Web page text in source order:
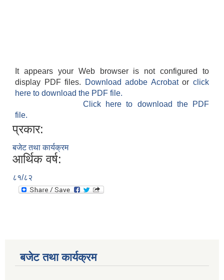
It appears your Web browser is not configured to
display PDF files.
Download adobe Acrobatorclick
here to download the PDF file.
Click here to download the PDF
file.
प्रकार:
बजेट तथा कार्यक्रम
आर्थिक वर्ष:
८१/८२
बजेट तथा कार्यक्रम